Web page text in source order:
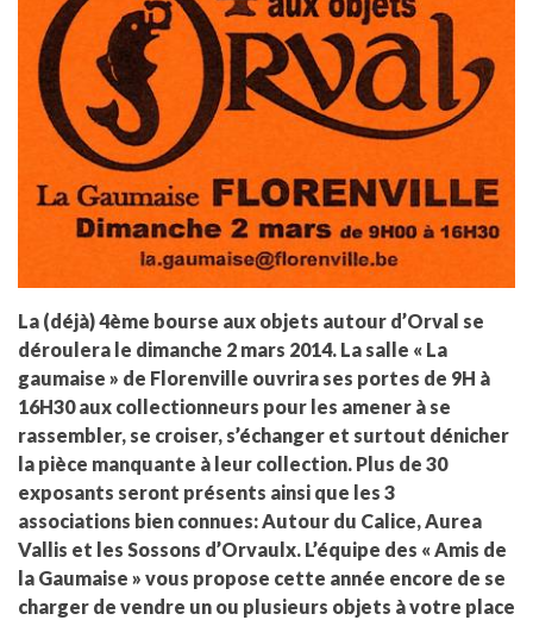
La (déjà) 4ème bourse aux objets autour d’Orval se
déroulera le dimanche 2 mars 2014. La salle « La
gaumaise » de Florenville ouvrira ses portes de 9H à
16H30 aux collectionneurs pour les amener à se
rassembler, se croiser, s’échanger et surtout dénicher
la pièce manquante à leur collection. Plus de 30
exposants seront présents ainsi que les 3
associations bien connues: Autour du Calice, Aurea
Vallis et les Sossons d’Orvaulx. L’équipe des « Amis de
la Gaumaise » vous propose cette année encore de se
charger de vendre un ou plusieurs objets à votre place